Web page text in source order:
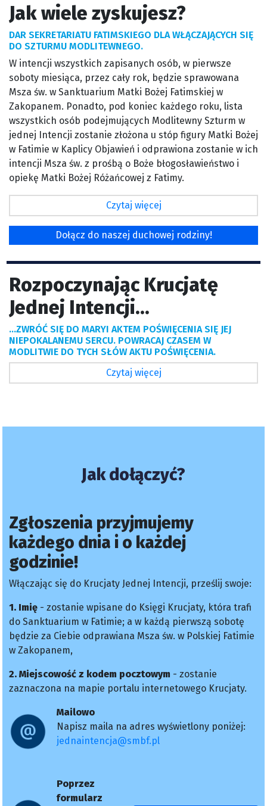
Jak wiele zyskujesz?
DAR SEKRETARIATU FATIMSKIEGO DLA WŁĄCZAJĄCYCH SIĘ
DO SZTURMU MODLITEWNEGO.
W intencji wszystkich zapisanych osób, w pierwsze
soboty miesiąca, przez cały rok, będzie sprawowana
Msza św. w Sanktuarium Matki Bożej Fatimskiej w
Zakopanem. Ponadto, pod koniec każdego roku, lista
wszystkich osób podejmujących Modlitewny Szturm w
jednej Intencji zostanie złożona u stóp figury Matki Bożej
w Fatimie w Kaplicy Objawień i odprawiona zostanie w ich
intencji Msza św. z prośbą o Boże błogosławieństwo i
opiekę Matki Bożej Różańcowej z Fatimy.
Czytaj więcej
Dołącz do naszej duchowej rodziny!
Rozpoczynając Krucjatę
Jednej Intencji...
...ZWRÓĆ SIĘ DO MARYI AKTEM POŚWIĘCENIA SIĘ JEJ
NIEPOKALANEMU SERCU. POWRACAJ CZASEM W
MODLITWIE DO TYCH SŁÓW AKTU POŚWIĘCENIA.
Czytaj więcej
Jak dołączyć?
Zgłoszenia przyjmujemy
każdego dnia i o każdej
godzinie!
Włączając się do Krucjaty Jednej Intencji, prześlij swoje:
1. Imię - zostanie wpisane do Księgi Krucjaty, która trafi
do Sanktuarium w Fatimie; a w każdą pierwszą sobotę
będzie za Ciebie odprawiana Msza św. w Polskiej Fatimie
w Zakopanem,
2. Miejscowość z kodem pocztowym - zostanie
zaznaczona na mapie portalu internetowego Krucjaty.
Mailowo
Napisz maila na adres wyświetlony poniżej:
jednaintencja@smbf.pl
Poprzez
formularz